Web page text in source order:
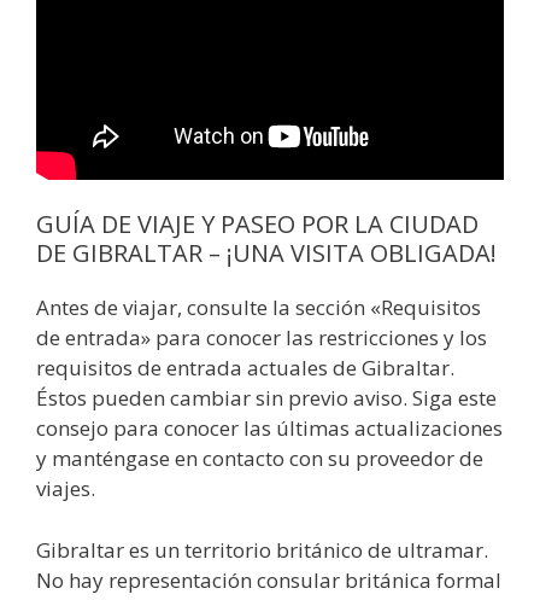
GUÍA DE VIAJE Y PASEO POR LA CIUDAD
DE GIBRALTAR – ¡UNA VISITA OBLIGADA!
Antes de viajar, consulte la sección «Requisitos
de entrada» para conocer las restricciones y los
requisitos de entrada actuales de Gibraltar.
Éstos pueden cambiar sin previo aviso. Siga este
consejo para conocer las últimas actualizaciones
y manténgase en contacto con su proveedor de
viajes.
Gibraltar es un territorio británico de ultramar.
No hay representación consular británica formal